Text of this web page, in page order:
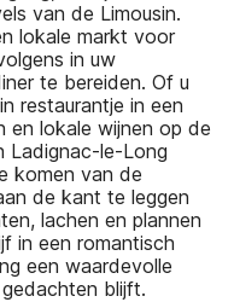
van de Limousin.
lokale markt voor
in uw
te bereiden. Of u
restaurantje in een
en lokale wijnen op de
Ladignac-le-Long
komen van de
de kant te leggen
lachen en plannen
in een romantisch
een waardevolle
blijft.